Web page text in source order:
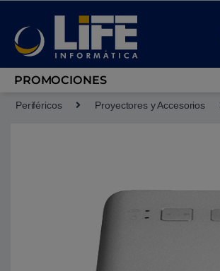
PROMOCIONES
Periféricos Proyectores y Accesorios